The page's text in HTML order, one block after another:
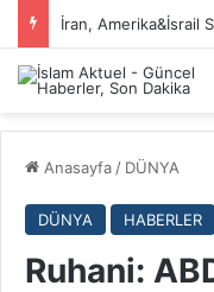
İran, Amerika&İsrail
Anasayfa / DÜNYA
DÜNYA HABERLER
Ruhani: